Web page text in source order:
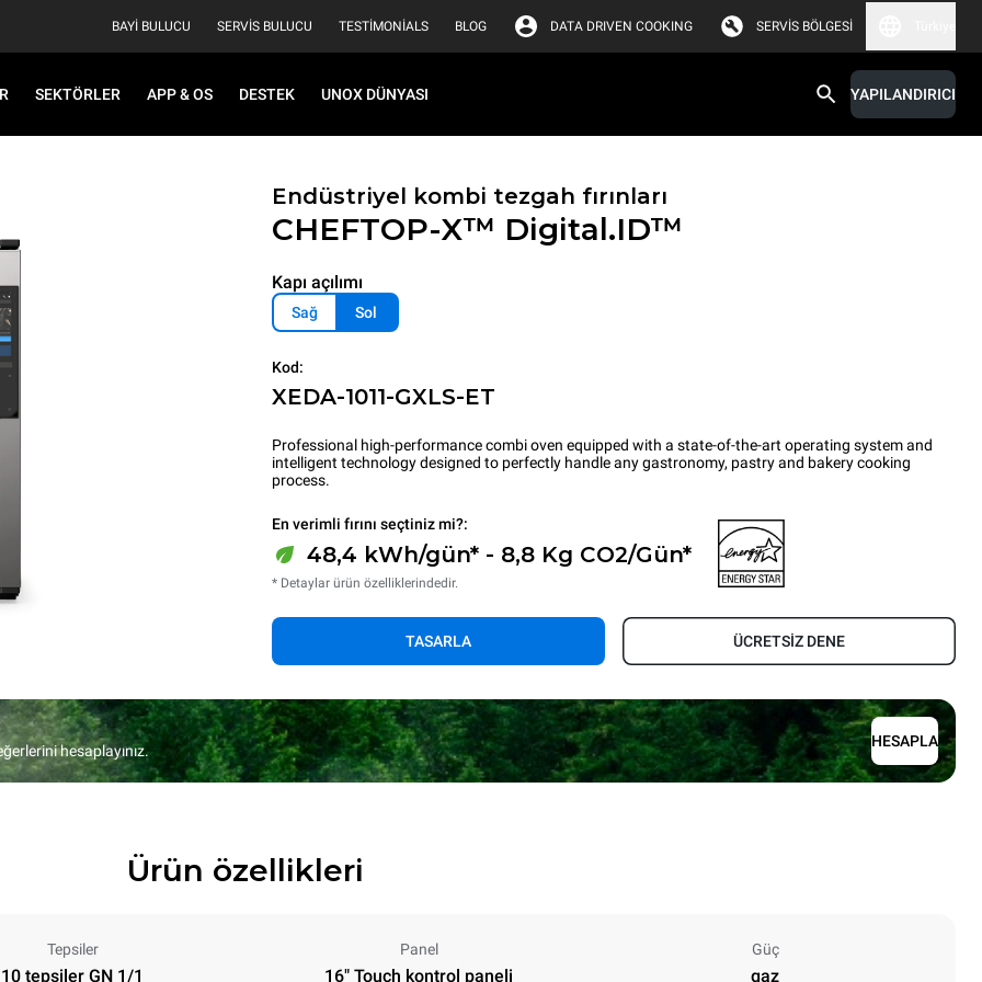
BAYI BULUCU SERVIS BULUCU TESTIMONIALS BLOG DATA DRIVEN COOKING SERVIS BÖLGESI
SEKTÖRLER APP & OS DESTEK UNOX DÜNYASI YAPILANDIRICI
Endüstriyel kombi tezgah fırınları
CHEFTOP-X™ Digital.ID™
Kapı açılımı
Sağ Sol
Kod:
XEDA-1011-GXLS-ET
Professional high-performance combi oven equipped with a state-of-the-art operating system and
intelligent technology designed to perfectly handle any gastronomy, pastry and bakery cooking
process.
En verimli fırını seçtiniz mi?:
48,4 kWh/gün* - 8,8 Kg CO2/Gün*
* Detaylar ürün özelliklerindedir.
TASARLA ÜCRETSİZ DENE
hesaplayınız.
HESAPLA
Ürün özellikleri
Tepsiler
10 tepsiler GN 1/1
Panel
16" Touch kontrol paneli
Güç
gaz